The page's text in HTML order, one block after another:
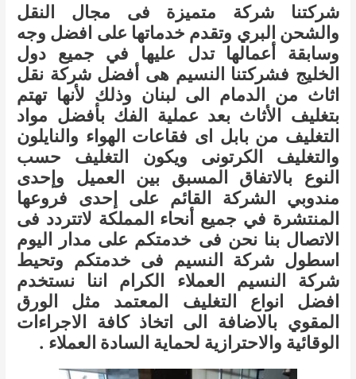
شركتنا شركة متميزة فى مجال النقل
والشحن البري وتقدم خدماتها على افضل وجه
وسابقة أعمالها تدل عليها في جميع دول
الخليج فشركتنا النسيم هى أفضل شركة نقل
اثاث من الدمام الى لبنان وذلك لأنها تهتم
بتغليف الأثاث بعد عملية الفك بأفضل مواد
التغليف من بابل اى فقاعات الهواء والنايلون
والتغليف الكرتونى ويكون التغليف حسب
النوع بالاتفاق المسبق بين العميل وإحدى
مندوبي الشركة القائم على إحدى فروعها
المنتشرة في جميع أنحاء المملكة لاتتردد فى
الاتصال بنا نحن فى خدمتكم على مدار اليوم
اسطول شركة النسيم فى خدمتكم وتحيط
شركة النسيم العملاء الكرام اننا نستخدم
افضل انواع التغليف المعتمد مثل الورق
المقوي بالاضافة الى اتخاذ كافة الاجراءات
الوقائية والاحترازية لحماية السادة العملاء .